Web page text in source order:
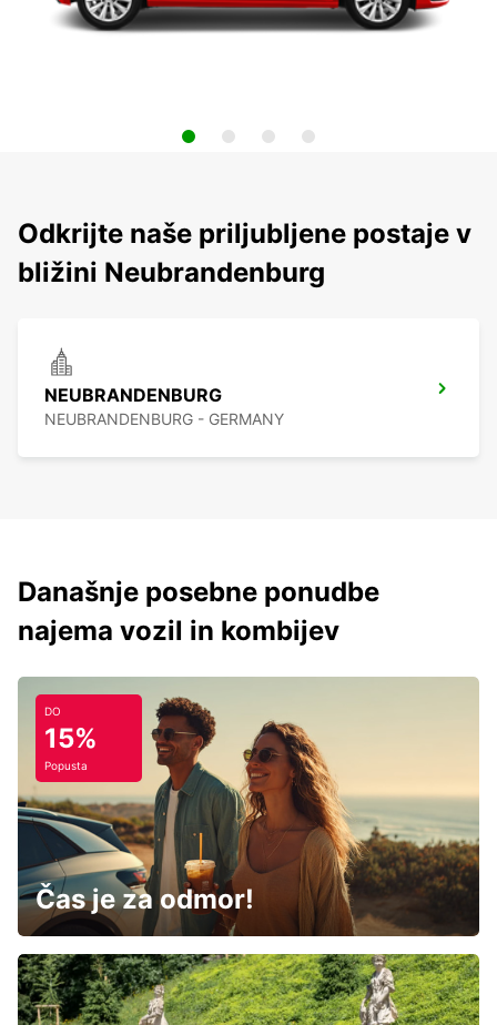
Odkrijte naše priljubljene postaje v
bližini Neubrandenburg
NEUBRANDENBURG
NEUBRANDENBURG - GERMANY
Današnje posebne ponudbe
najema vozil in kombijev
DO
15%
Popusta
Čas je za odmor!